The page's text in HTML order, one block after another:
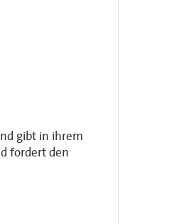
gibt in ihrem
fordert den